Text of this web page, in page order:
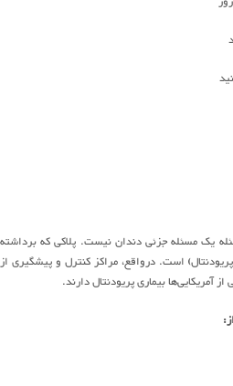
یک مسئله جزئی دندان نیست. پلاکی که برداشته
است. درواقع، مراکز کنترل و پیشگیری از